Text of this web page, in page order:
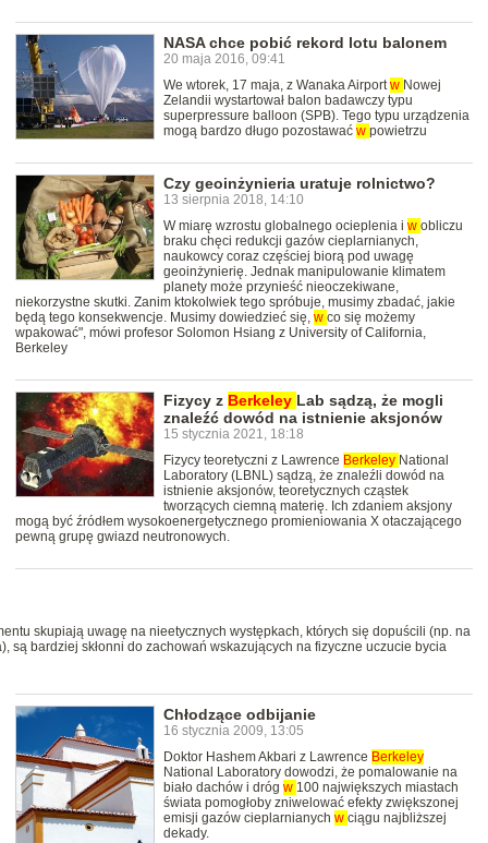
NASA chce pobić rekord lotu balonem
20 maja 2016, 09:41
We wtorek, 17 maja, z Wanaka Airportw Nowej
Zelandii wystartował balon badawczy typu
superpressure balloon (SPB). Tego typu urządzenia
mogą bardzo długo pozostawać w powietrzu
Czy geoinżynieria uratuje rolnictwo?
13 sierpnia 2018, 14:10
W miarę wzrostu globalnego ocieplenia i w obliczu
braku chęci redukcji gazów cieplarnianych,
naukowcy coraz częściej biorą pod uwagę
geoinżynierię. Jednak manipulowanie klimatem
planety może przynieść nieoczekiwane,
niekorzystne skutki. Zanim ktokolwiek tego spróbuje, musimy zbadać, jakie
będą tego konsekwencje. Musimy dowiedzieć się, w co się możemy
wpakować", mówi profesor Solomon Hsiang z University of California,
Berkeley
Fizycy z Berkeley Lab sądzą, że mogli
znaleźć dowód na istnienie aksjonów
15 stycznia 2021, 18:18
Fizycy teoretyczni z Lawrence Berkeley National
Laboratory (LBNL) sądzą, że znaleźli dowód na
istnienie aksjonów, teoretycznych cząstek
tworzących ciemną materię. Ich zdaniem aksjony
mogą być źródłem wysokoenergetycznego promieniowania X otaczającego
pewną grupę gwiazd neutronowych.
skupiają uwagę na nieetycznych występkach, których się dopuścili (np. na
są bardziej skłonni do zachowań wskazujących na fizyczne uczucie bycia
Chłodzące odbijanie
16 stycznia 2009, 13:05
Doktor Hashem Akbari z Lawrence Berkeley
National Laboratory dowodzi, że pomalowanie na
biało dachów i dróg w 100 największych miastach
świata pomogłoby zniwelować efekty zwiększonej
emisji gazów cieplarnianych w ciągu najbliższej
dekady.